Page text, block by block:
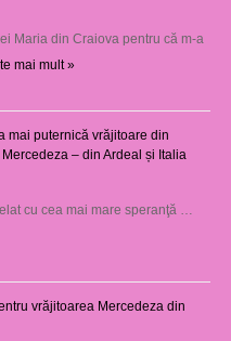
Maria din Craiova pentru că m-a
mai mult »
mai puternică vrăjitoare din
– din Ardeal și Italia
cu cea mai mare speranţă …
vrăjitoarea Mercedeza din